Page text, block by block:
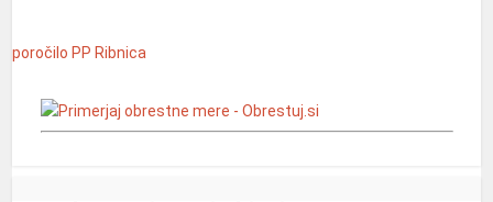
poročilo PP Ribnica